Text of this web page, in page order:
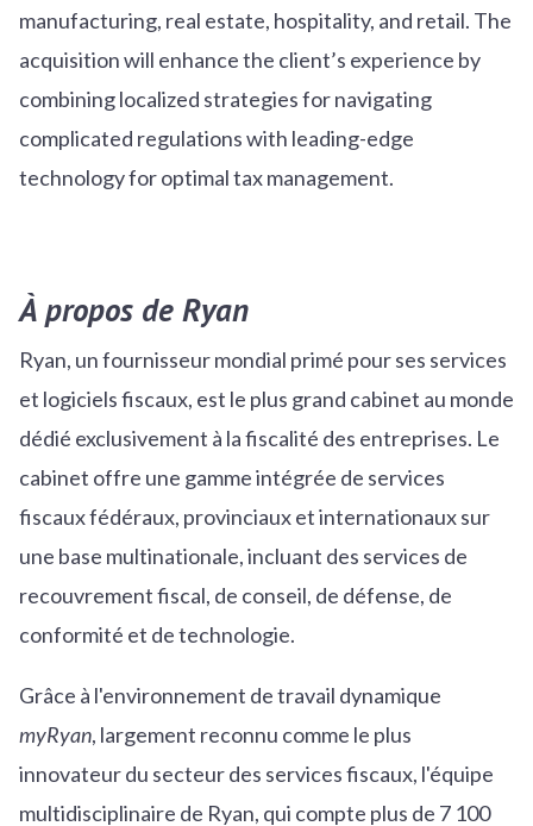
manufacturing, real estate, hospitality, and retail. The
acquisition will enhance the client’s experience by
combining localized strategies for navigating
complicated regulations with leading-edge
technology for optimal tax management.
À propos de Ryan
Ryan, un fournisseur mondial primé pour ses services
et logiciels fiscaux, est le plus grand cabinet au monde
dédié exclusivement à la fiscalité des entreprises. Le
cabinet offre une gamme intégrée de services
fiscaux fédéraux, provinciaux et internationaux sur
une base multinationale, incluant des services de
recouvrement fiscal, de conseil, de défense, de
conformité et de technologie.
Grâce à l'environnement de travail dynamique
myRyan, largement reconnu comme le plus
innovateur du secteur des services fiscaux, l'équipe
multidisciplinaire de Ryan, qui compte plus de 7 100